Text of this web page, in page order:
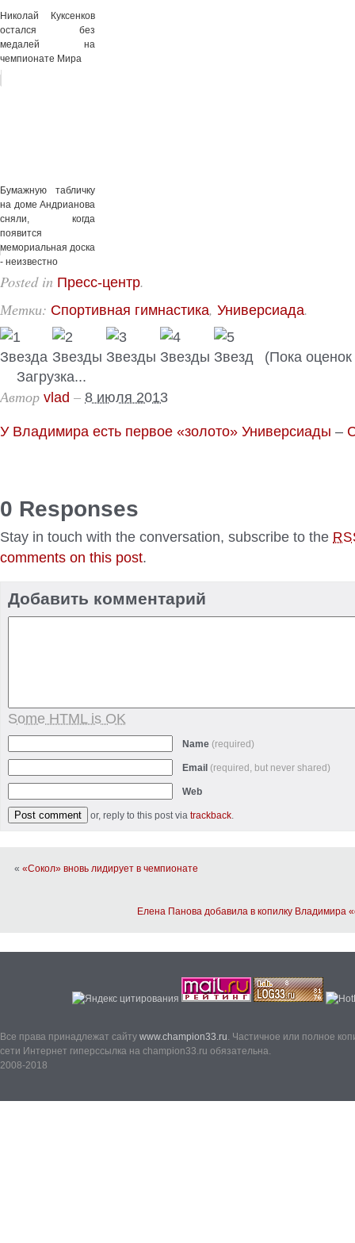
Николай Куксенков
остался без
медалей на
чемпионате Мира
Бумажную табличку
на доме Андрианова
сняли, когда
появится
мемориальная доска
- неизвестно
Posted in Пресс-центр.
Метки: Спортивная гимнастика, Универсиада.
(Пока оценок
Загрузка...
Автор vlad – 8 июля 2013
У Владимира есть первое «золото» Универсиады –
0 Responses
Stay in touch with the conversation, subscribe to the
comments on this post.
Добавить комментарий
Some HTML is OK
Name (required)
Email (required, but never shared)
Web
or, reply to this post via trackback.
« «Сокол» вновь лидирует в чемпионате
Елена Панова добавила в копилку Владимира
Все права принадлежат сайту www.champion33.ru. Частичное или полное
сети Интернет гиперссылка на champion33.ru обязательна.
2008-2018